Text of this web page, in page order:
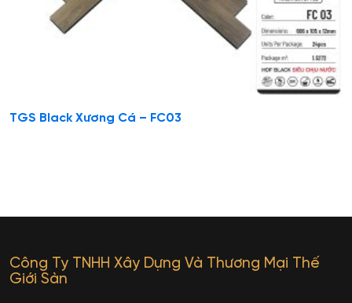
TGS Black Xương Cá – FC03
Công Ty TNHH Xây Dựng Và Thương Mại Thế
Giới Sàn